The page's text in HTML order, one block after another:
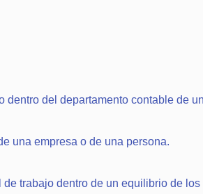
del departamento contable de
una empresa o de una persona.
trabajo dentro de un equilibrio de